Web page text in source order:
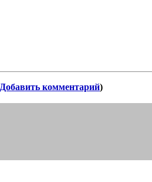
Добавить комментарий)